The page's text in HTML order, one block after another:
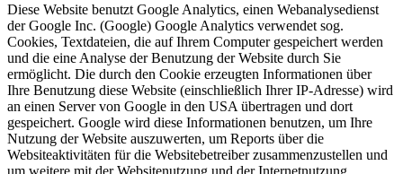
Diese Website benutzt Google Analytics, einen Webanalysedienst
der Google Inc. (Google) Google Analytics verwendet sog.
Cookies, Textdateien, die auf Ihrem Computer gespeichert werden
und die eine Analyse der Benutzung der Website durch Sie
ermöglicht. Die durch den Cookie erzeugten Informationen über
Ihre Benutzung diese Website (einschließlich Ihrer IP-Adresse) wird
an einen Server von Google in den USA übertragen und dort
gespeichert. Google wird diese Informationen benutzen, um Ihre
Nutzung der Website auszuwerten, um Reports über die
Websiteaktivitäten für die Websitebetreiber zusammenzustellen und
um weitere mit der Websitenutzung und der Internetnutzung